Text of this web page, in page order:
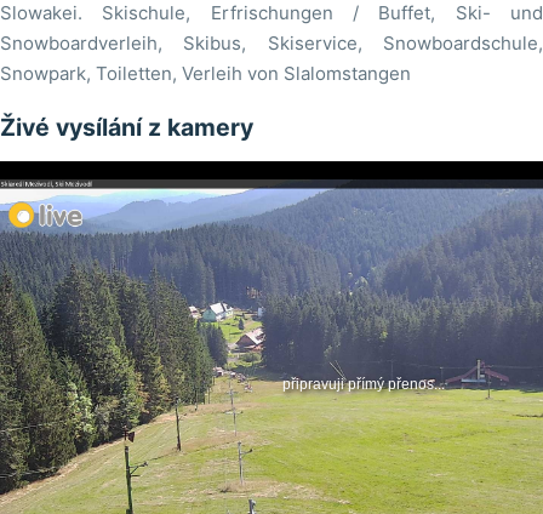
Slowakei. Skischule, Erfrischungen / Buffet, Ski- und
Snowboardverleih, Skibus, Skiservice, Snowboardschule,
Snowpark, Toiletten, Verleih von Slalomstangen
Živé vysílání z kamery